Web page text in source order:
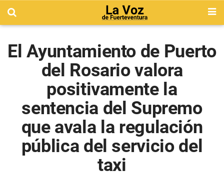
El Ayuntamiento de Puerto
del Rosario valora
positivamente la
sentencia del Supremo
que avala la regulación
pública del servicio del
taxi